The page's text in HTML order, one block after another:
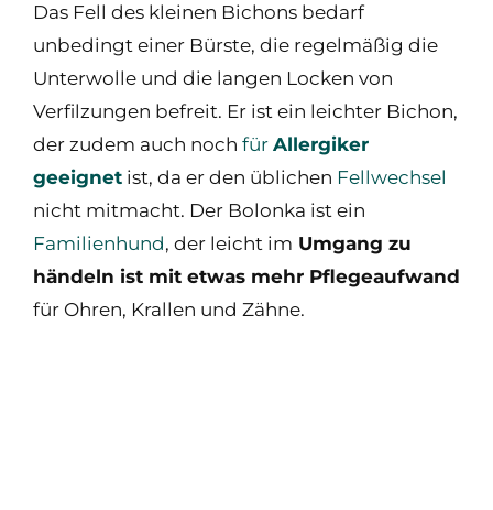
Das Fell des kleinen Bichons bedarf
unbedingt einer Bürste, die regelmäßig die
Unterwolle und die langen Locken von
Verfilzungen befreit. Er ist ein leichter Bichon,
der zudem auch noch für Allergiker
geeignet ist, da er den üblichen Fellwechsel
nicht mitmacht. Der Bolonka ist ein
Familienhund, der leicht im Umgang zu
händeln ist mit etwas mehr Pflegeaufwand
für Ohren, Krallen und Zähne.